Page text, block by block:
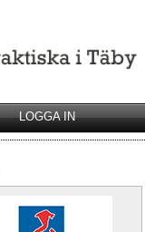
LOGGA IN